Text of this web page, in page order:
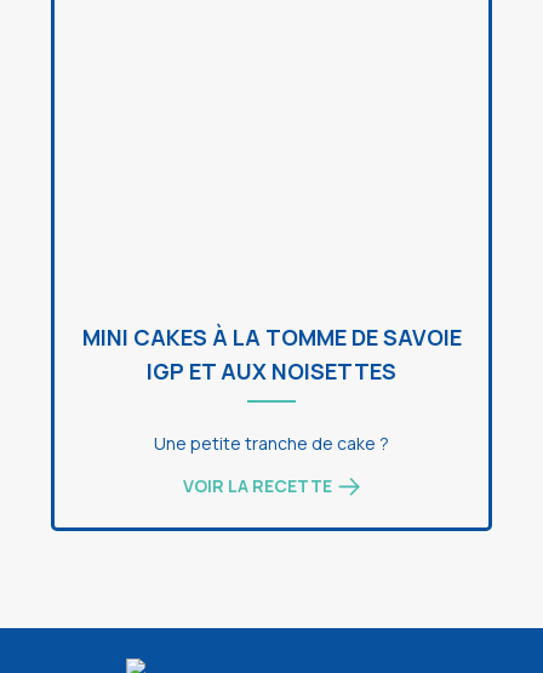
MINI CAKES À LA TOMME DE SAVOIE
IGP ET AUX NOISETTES
Une petite tranche de cake ?
VOIR LA RECETTE